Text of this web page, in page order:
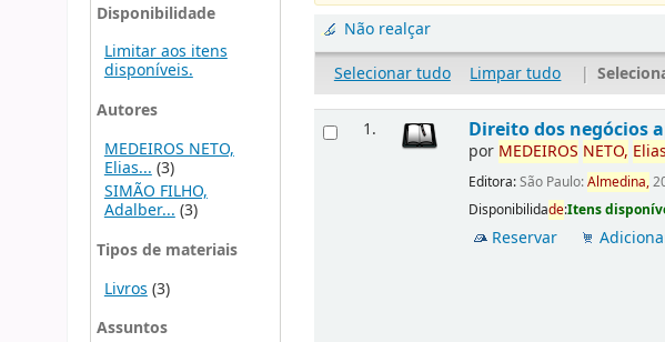
Disponibilidade
Limitar aos itens
disponíveis.
Autores
MEDEIROS NETO,
Elias... (3)
SIMÃO FILHO,
Adalber...(3)
Tipos de materiais
Livros (3)
Assuntos
Não realçar
Selecionar tudo
Limpar tudo |
1. Direito dos negócios
por MEDEIROS NETO, Elias
Editora:São Paulo:Almedina,
Disponibilidade:Itens
Reservar